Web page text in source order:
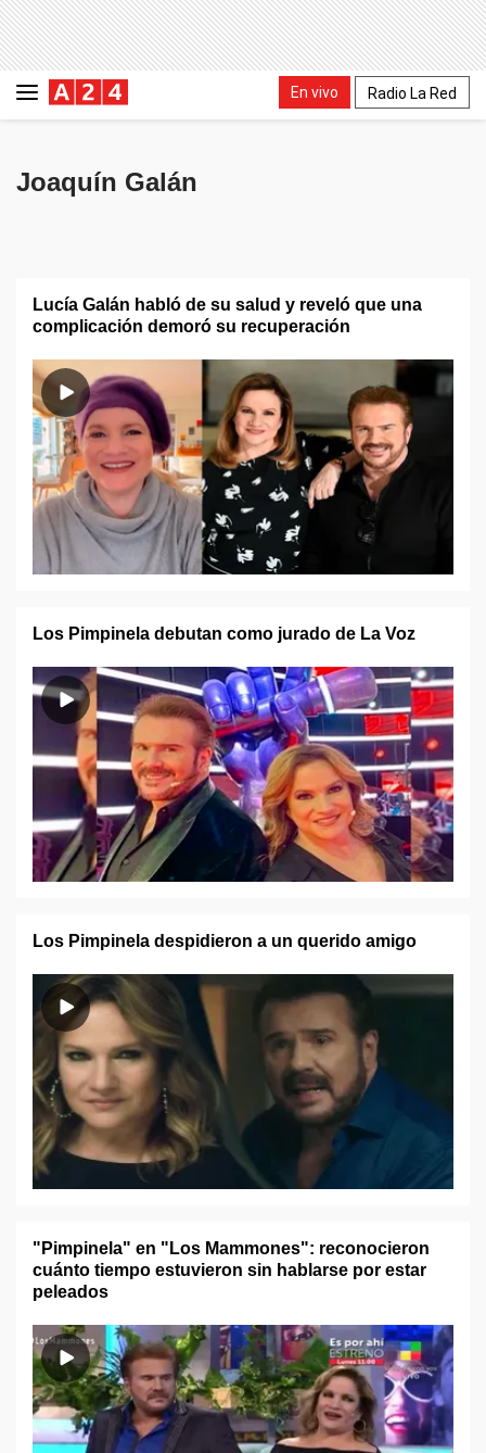
En vivo Radio La Red
Joaquín Galán
Lucía Galán habló de su salud y reveló que una
complicación demoró su recuperación
Los Pimpinela debutan como jurado de La Voz
Los Pimpinela despidieron a un querido amigo
"Pimpinela" en "Los Mammones": reconocieron
cuánto tiempo estuvieron sin hablarse por estar
peleados